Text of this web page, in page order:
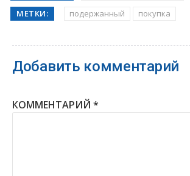
МЕТКИ:
подержанный покупка
Добавить комментарий
КОММЕНТАРИЙ *